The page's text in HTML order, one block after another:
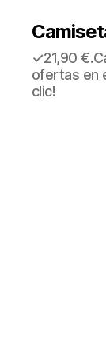
✓21,90
ofertas en
clic!